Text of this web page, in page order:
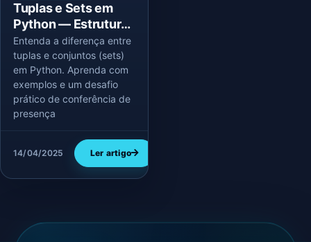
Tuplas e Sets em
Python — Estruturas
Imutáveis e
Conjuntos
Inteligentes |
Bootcamp Dia 7
Entenda a diferença entre
tuplas e conjuntos (sets)
em Python. Aprenda com
exemplos e um desafio
prático de conferência de
presença
14/04/2025 Ler artigo